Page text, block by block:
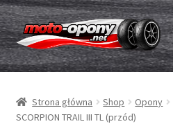
Przejdź
do
nawigacji
Przejdź
do
treści
Opony
Dętki & taśmy
Strona główna Shop Opony
SCORPION TRAIL III TL (przód)